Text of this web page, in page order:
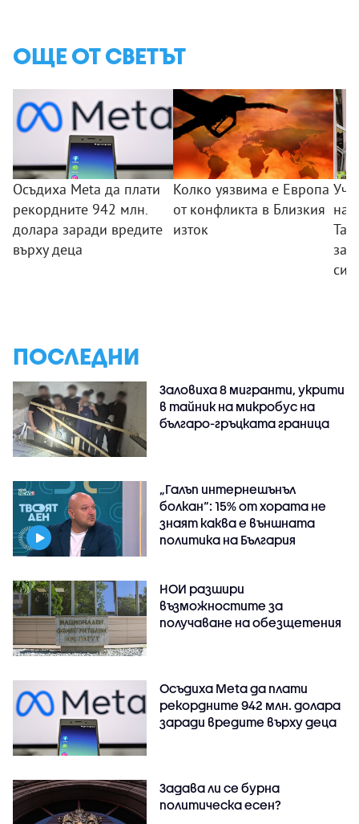
ОЩЕ ОТ СВЕТЪТ
Осъдиха Meta да плати
рекордните 942 млн.
долара заради вредите
върху деца
Колко уязвима е Европа
от конфликта в Близкия
изток
си
ПОСЛЕДНИ
Заловиха 8 мигранти, укрити
в тайник на микробус на
българо-гръцката граница
„Галъп интернешънъл
болкан“: 15% от хората не
знаят каква е външната
политика на България
НОИ разшири
възможностите за
получаване на обезщетения
Осъдиха Meta да плати
рекордните 942 млн. долара
заради вредите върху деца
Задава ли се бурна
политическа есен?